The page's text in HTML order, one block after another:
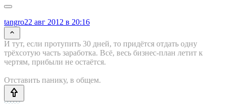
tangro22 авг 2012 в 20:16
И тут, если протупить 30 дней, то придётся отдать одну
трёхсотую часть заработка. Всё, весь бизнес-план летит к
чертям, прибыли не остаётся.
Отставить панику, в общем.